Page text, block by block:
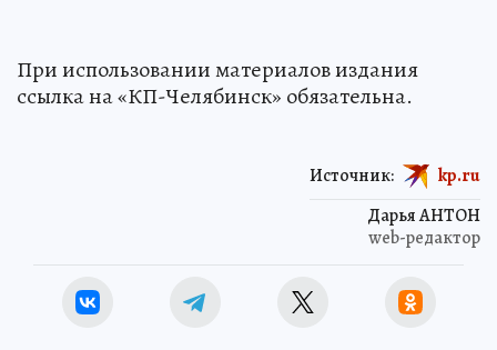
При использовании материалов издания
ссылка на «КП-Челябинск» обязательна.
Дарья АНТОН
web-редактор
Источник: kp.ru